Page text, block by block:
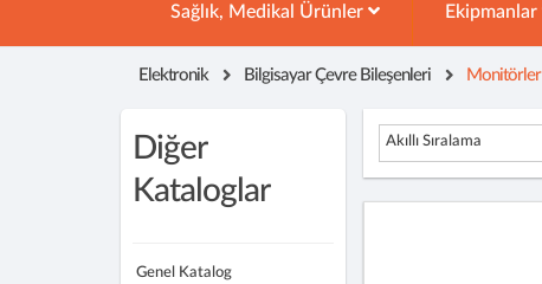
Sağlık, Medikal Ürünler Ekipmanlar
Elektronik Bilgisayar Çevre Bileşenleri Monitörler
Diğer
Kataloglar
Genel Katalog
Akıllı Sıralama